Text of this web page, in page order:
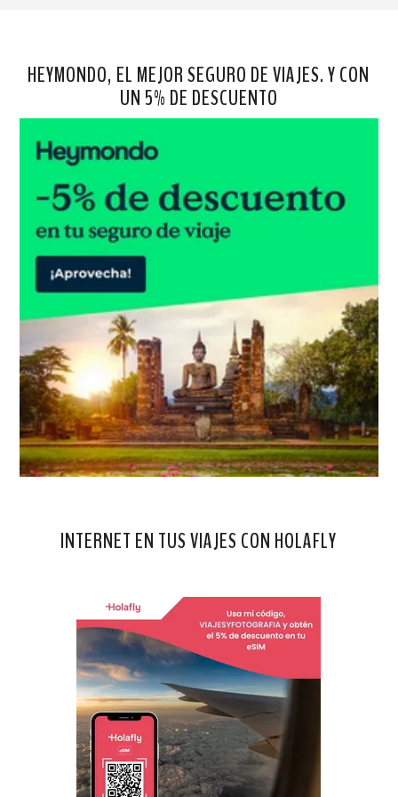
HEYMONDO, EL MEJOR SEGURO DE VIAJES. Y CON
UN 5% DE DESCUENTO
INTERNET EN TUS VIAJES CON HOLAFLY